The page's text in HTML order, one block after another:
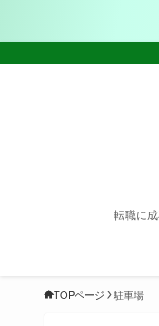
転職に
TOPページ 駐車場